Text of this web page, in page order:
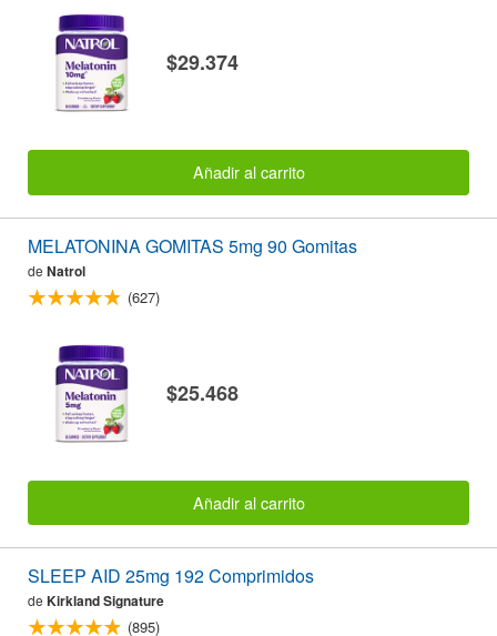
$29.374
Añadir al carrito
MELATONINA GOMITAS 5mg 90 Gomitas
de Natrol
(627)
$25.468
Añadir al carrito
SLEEP AID 25mg 192 Comprimidos
de Kirkland Signature
(895)